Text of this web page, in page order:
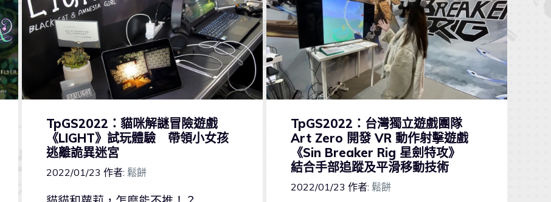
TpGS2022：貓咪解謎冒險遊戲
《LIGHT》試玩體驗 帶領小女孩
逃離詭異迷宮
2022/01/23 作者: 鬆餅
TpGS2022：台灣獨立遊戲團隊
Art Zero 開發 VR 動作射擊遊戲
《Sin Breaker Rig 星劍特攻》
結合手部追蹤及平滑移動技術
2022/01/23 作者: 鬆餅